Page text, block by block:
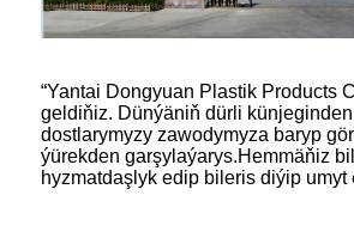
“Yantai Dongyuan Plastik Products
geldiňiz. Dünýäniň dürli
dostlarymyzy zawodymyza baryp
ýürekden garşylaýarys.Hemmäňiz
hyzmatdaşlyk edip bileris diýip umyt